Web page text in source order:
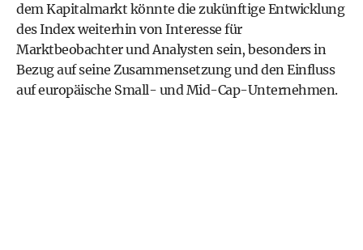
dem Kapitalmarkt könnte die zukünftige Entwicklung
des Index weiterhin von Interesse für
Marktbeobachter und Analysten sein, besonders in
Bezug auf seine Zusammensetzung und den Einfluss
auf europäische Small- und Mid-Cap-Unternehmen.